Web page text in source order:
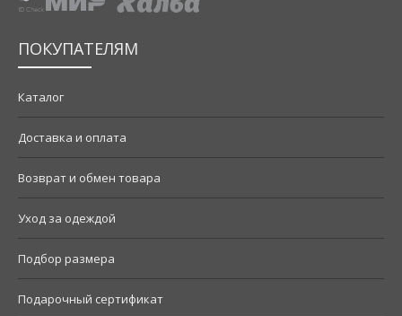
ПОКУПАТЕЛЯМ
Каталог
Доставка и оплата
Возврат и обмен товара
Уход за одеждой
Подбор размера
Подарочный сертификат